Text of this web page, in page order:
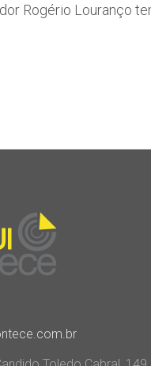
Rogério Louranço